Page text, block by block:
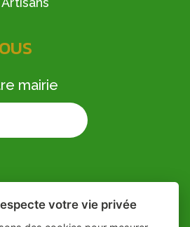
mairie
votre vie privée